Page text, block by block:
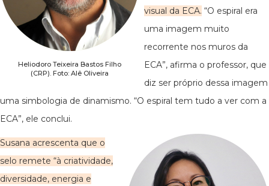
Heliodoro Teixeira Bastos Filho
(CRP). Foto: Alê Oliveira
visual da ECA. “O espiral era
uma imagem muito
recorrente nos muros da
ECA”, afirma o professor, que
diz ser próprio dessa imagem
uma simbologia de dinamismo. “O espiral tem tudo a ver com a
ECA”, ele conclui.
Susana acrescenta que o
selo remete “à criatividade,
diversidade, energia e